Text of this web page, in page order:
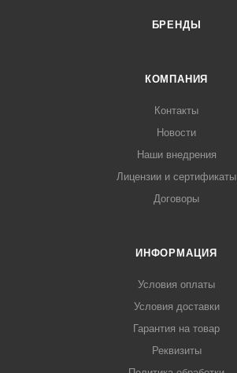
БРЕНДЫ
КОМПАНИЯ
Контакты
Новости
Наши внедрения
Лицензии и сертификаты
Договоры
ИНФОРМАЦИЯ
Условия оплаты
Условия доставки
Гарантия на товар
Реквизиты